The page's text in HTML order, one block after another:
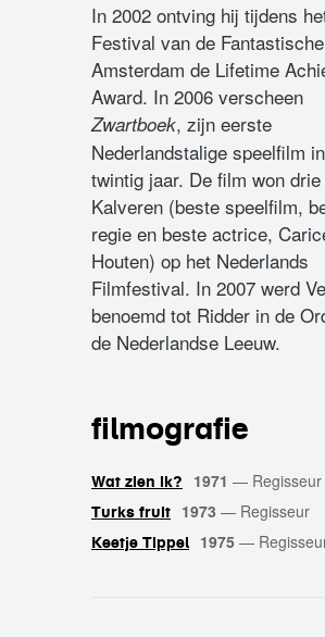
In 2002 ontving hij tijdens
Festival van de
Amsterdam de Lifetime
Award. In 2006 verscheen
Zwartboek, zijn eerste
Nederlandstalige speelfilm
twintig jaar. De film won
Kalveren (beste speelfilm,
regie en beste actrice,
Houten) op het Nederlands
Filmfestival. In 2007 werd
benoemd tot Ridder in de
de Nederlandse Leeuw.
filmografie
Wat zien ik? 1971 — Regisseur
Turks fruit 1973 — Regisseur
Keetje Tippel 1975 —